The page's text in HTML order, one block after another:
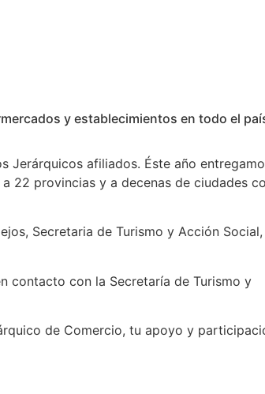
y establecimientos en todo el
Jerárquicos afiliados. Éste año
22 provincias y a decenas de ciudades
Secretaria de Turismo y Acción Social,
contacto con la Secretaría de Turismo y
de Comercio, tu apoyo y